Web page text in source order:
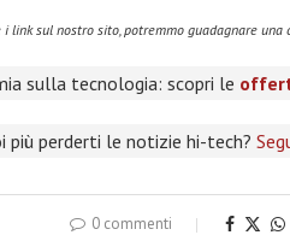
link sul nostro sito, potremmo guadagnare una
sulla tecnologia: scopri le
più perderti le notizie hi-tech?
0 commenti